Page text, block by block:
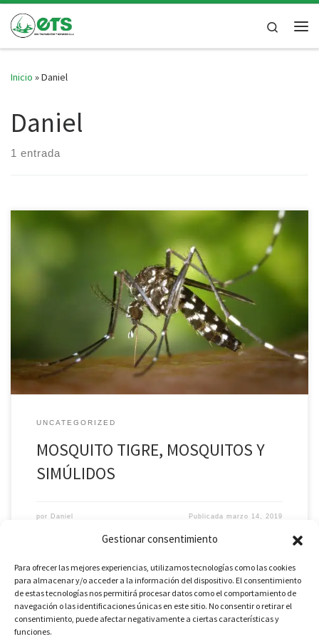
Gestionar consentimiento
Para ofrecer las mejores experiencias, utilizamos tecnologías como las cookies
para almacenar y/o acceder a la información del dispositivo. El consentimiento
de estas tecnologías nos permitirá procesar datos como el comportamiento de
navegación o las identificaciones únicas en este sitio. No consentir o retirar el
consentimiento, puede afectar negativamente a ciertas características y
funciones.
Saltar al contenido Search
Inicio »Daniel
Daniel
1 entrada
Bienvenidos a nuestro espacio dedicado a la conciencia y
prevención, donde hoy nos adentraremos en el fascinante mundo
del mosquito tigre (Aedes albopictus). Originario del sudeste
asiático, este pequeño pero intrépido insecto ha extendido su
presencia a diversas partes del mundo, presentando desafíos
adicionales en términos de salud pública. ¿Qué […]
UNCATEGORIZED
MOSQUITO TIGRE, MOSQUITOS Y
SIMÚLIDOS
por Daniel Publicadamarzo 14, 2019